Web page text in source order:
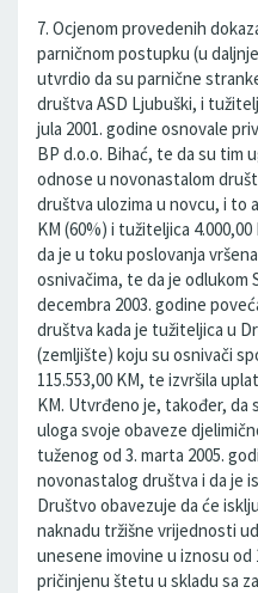
7. Ocjenom provedenih
parničnom postupku (u
utvrdio da su parnične
društva ASD Ljubuški, i
jula 2001. godine osnovale
BP d.o.o. Bihać, te da su tim
odnose u novonastalom
društva ulozima u novcu, i to
KM (60%) i tužiteljica
da je u toku poslovanja
osnivačima, te da je odlukom
decembra 2003. godine
društva kada je tužiteljica u
(zemljište) koju su osnivači
115.553,00 KM, te izvršila
KM. Utvrđeno je, također, da
uloga svoje obaveze
tuženog od 3. marta 2005.
novonastalog društva i da je
Društvo obavezuje da će
naknadu tržišne vrijednosti
unesene imovine u iznosu od
pričinjenu štetu u skladu sa